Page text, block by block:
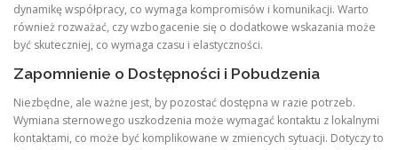
dynamikę współpracy, co wymaga kompromisów i komunikacji. Warto
również rozważać, czy wzbogacenie się o dodatkowe wskazania może
być skuteczniej, co wymaga czasu i elastyczności.
Zapomnienie o Dostępności i Pobudzenia
Niezbędne, ale ważne jest, by pozostać dostępna w razie potrzeb.
Wymiana sternowego uszkodzenia może wymagać kontaktu z lokalnymi
kontaktami, co może być komplikowane w zmiencych sytuacji. Dotyczy to